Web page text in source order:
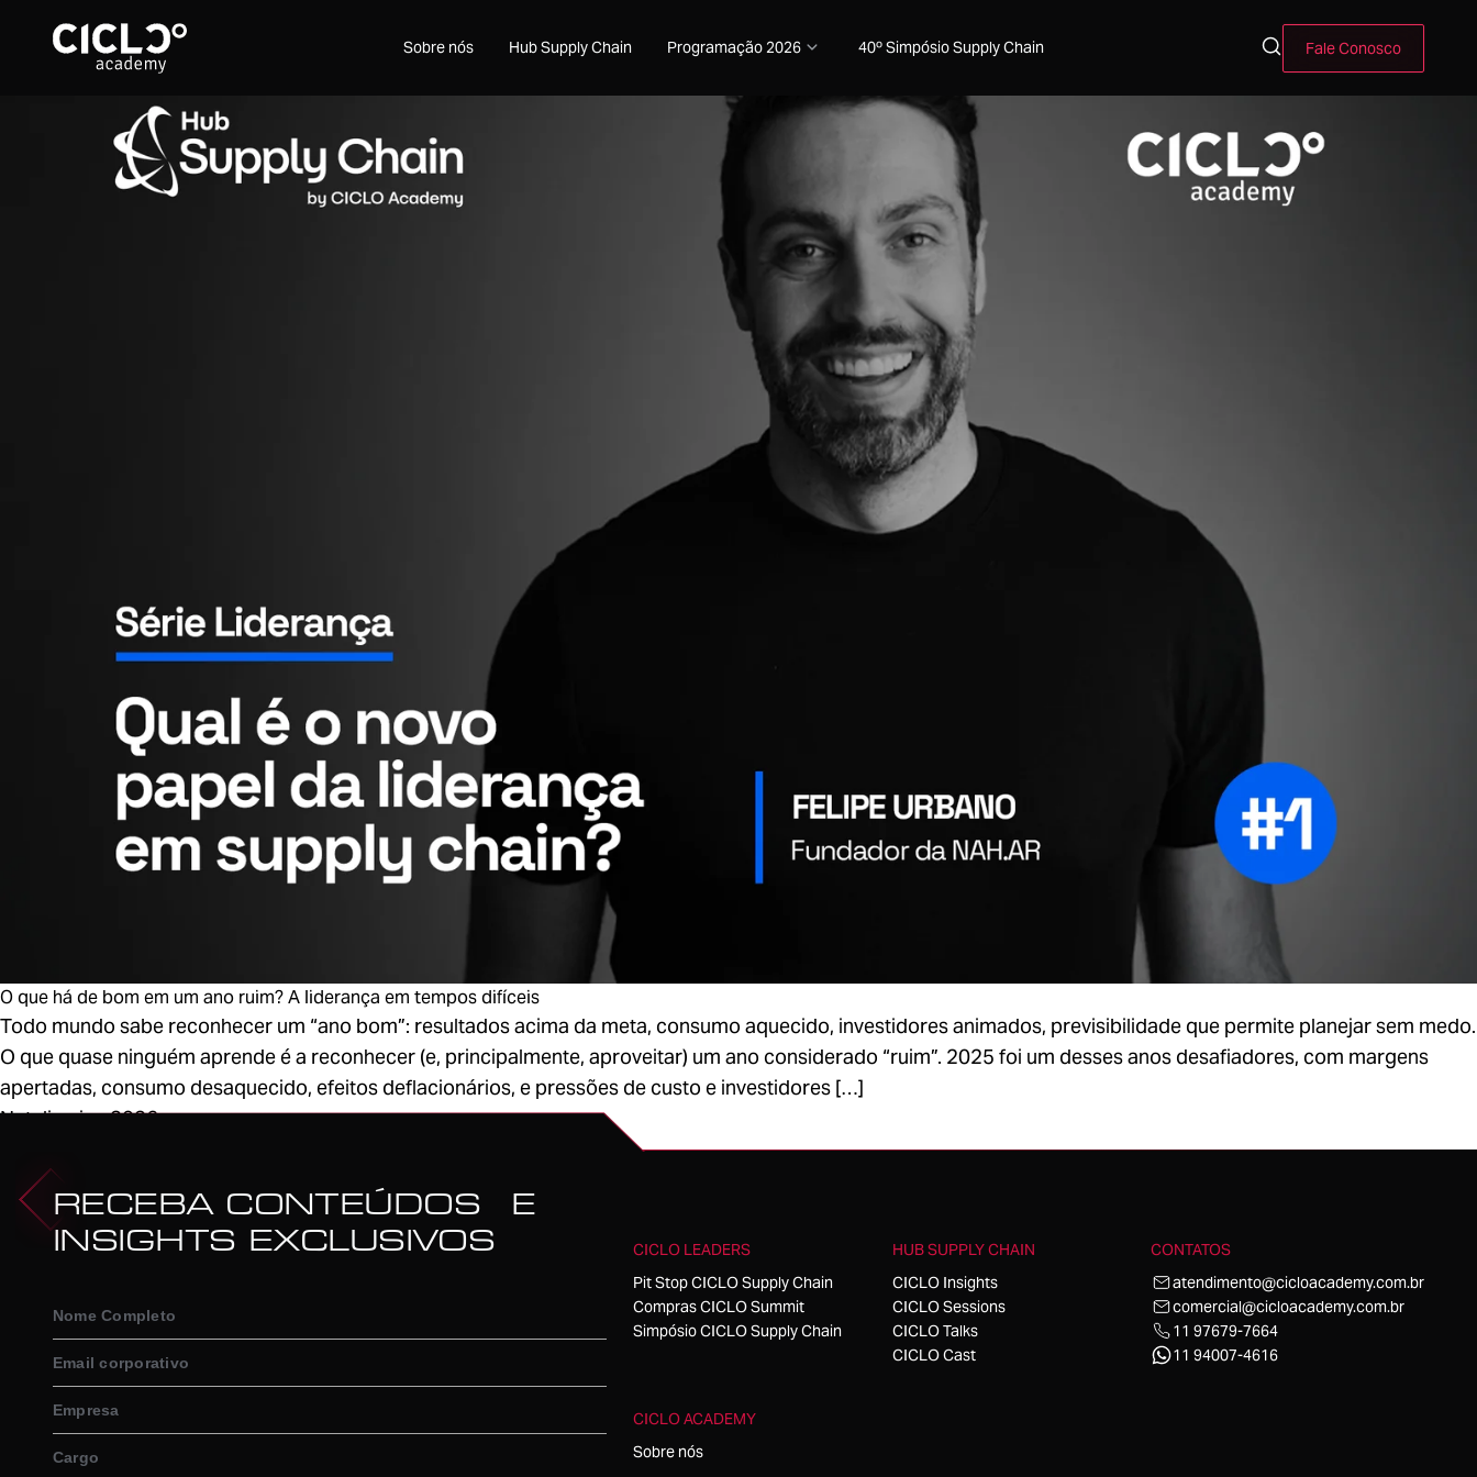
Sobre nós Hub Supply Chain Programação 2026 40º Simpósio Supply Chain Fale Conosco
O que há de bom em um ano ruim? A liderança em tempos difíceis
Todo mundo sabe reconhecer um “ano bom”: resultados acima da meta, consumo aquecido, investidores animados, previsibilidade que permite planejar sem medo.
O que quase ninguém aprende é a reconhecer (e, principalmente, aproveitar) um ano considerado “ruim”. 2025 foi um desses anos desafiadores, com margens
apertadas, consumo desaquecido, efeitos deflacionários, e pressões de custo e investidores […]
Natalia - jan 2026
RECEBA CONTEÚDOS E
INSIGHTS EXCLUSIVOS
CICLO LEADERS
Pit Stop CICLO Supply Chain
Compras CICLO Summit
Simpósio CICLO Supply Chain
HUB SUPPLY CHAIN
CICLO Insights
CICLO Sessions
CICLO Talks
CICLO Cast
CICLO ACADEMY
Sobre nós
CONTATOS
atendimento@cicloacademy.com.br
comercial@cicloacademy.com.br
11 97679-7664
11 94007-4616